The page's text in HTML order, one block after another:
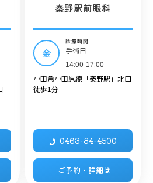
秦野駅前眼科
金
診療時間
手術日
14:00-17:00
小田急小田原線「秦野駅」北口
徒歩1分
0463-84-4500
ご予約・詳細は